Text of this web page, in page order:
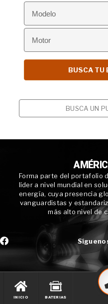
BUSCA UN
Forma parte del portafolio
líder a nivel mundial en
energía, cuya presencia
vanguardistas y
más alto nivel de
INICIO BATERIAS